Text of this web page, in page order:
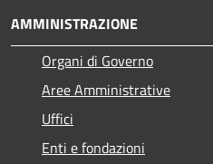
AMMINISTRAZIONE
Organi di Governo
Aree Amministrative
Uffici
Enti e fondazioni